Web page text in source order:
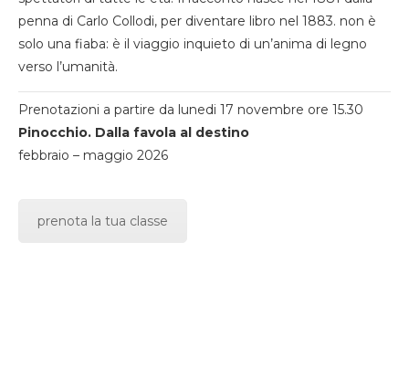
penna di Carlo Collodi, per diventare libro nel 1883. non è
solo una fiaba: è il viaggio inquieto di un’anima di legno
verso l’umanità.
Prenotazioni a partire da lunedi 17 novembre ore 15.30
Pinocchio. Dalla favola al destino
febbraio – maggio 2026
prenota la tua classe